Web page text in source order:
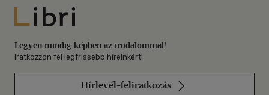
Libri
Legyen mindig képben az irodalommal!
Iratkozzon fel legfrissebb híreinkért!
Hírlevél-feliratkozás